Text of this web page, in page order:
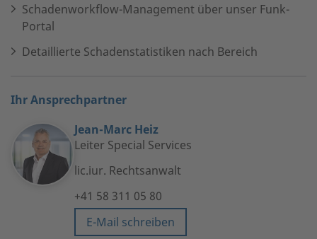
Schadenworkflow-Management über unser Funk-
Portal
Detaillierte Schadenstatistiken nach Bereich
Ihr Ansprechpartner
Jean-Marc Heiz
Leiter Special Services
lic.iur. Rechtsanwalt
+41 58 311 05 80
E-Mail schreiben